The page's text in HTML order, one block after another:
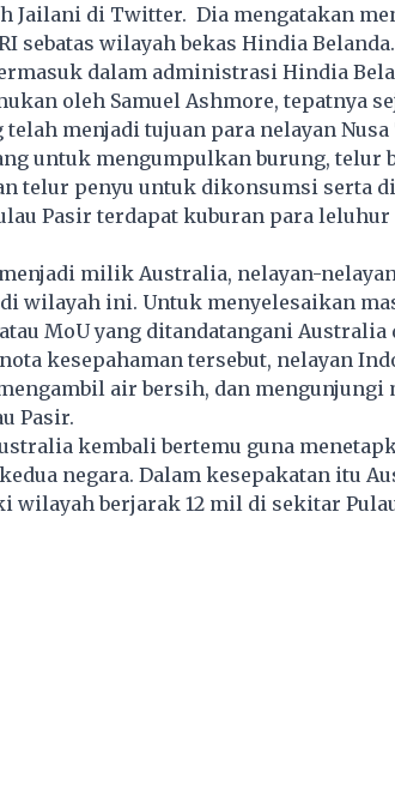
Jailani di Twitter. Dia mengatakan
sebatas wilayah bekas Hindia
dalam administrasi Hindia
oleh Samuel Ashmore, tepatnya
telah menjadi tujuan para nelayan Nusa
untuk mengumpulkan burung, telur
telur penyu untuk dikonsumsi serta
Pasir terdapat kuburan para
milik Australia, nelayan-
wilayah ini. Untuk menyelesaikan
MoU yang ditandatangani Australia
nota kesepahaman tersebut, nelayan
air bersih, dan mengunjungi
Pasir.
kembali bertemu guna
negara. Dalam kesepakatan itu
wilayah berjarak 12 mil di sekitar